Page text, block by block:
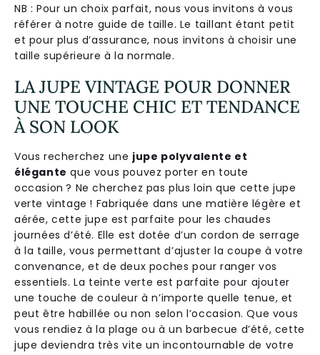
NB : Pour un choix parfait, nous vous invitons à vous
référer à notre guide de taille. Le taillant étant petit
et pour plus d’assurance, nous invitons à choisir une
taille supérieure à la normale.
LA JUPE VINTAGE POUR DONNER
UNE TOUCHE CHIC ET TENDANCE
À SON LOOK
Vous recherchez une jupe polyvalente et
élégante que vous pouvez porter en toute
occasion ? Ne cherchez pas plus loin que cette jupe
verte vintage ! Fabriquée dans une matière légère et
aérée, cette jupe est parfaite pour les chaudes
journées d’été. Elle est dotée d’un cordon de serrage
à la taille, vous permettant d’ajuster la coupe à votre
convenance, et de deux poches pour ranger vos
essentiels. La teinte verte est parfaite pour ajouter
une touche de couleur à n’importe quelle tenue, et
peut être habillée ou non selon l’occasion. Que vous
vous rendiez à la plage ou à un barbecue d’été, cette
jupe deviendra très vite un incontournable de votre